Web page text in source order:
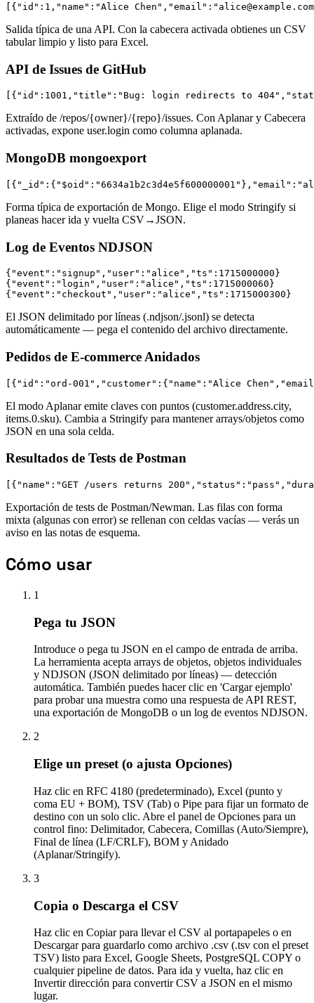
[{"id":1,"name":"Alice
Salida típica de una API. Con la cabecera activada obtienes un CSV
tabular limpio y listo para Excel.
API de Issues de GitHub
[{"id":1001,"title":"Bug: login redirects to
Extraído de /repos/{owner}/{repo}/issues. Con Aplanar y Cabecera
activadas, expone user.login como columna aplanada.
MongoDB mongoexport
Forma típica de exportación de Mongo. Elige el modo Stringify si
planeas hacer ida y vuelta CSV→JSON.
Log de Eventos NDJSON
{"event":"signup","user":"alice","ts":1715000000}
{"event":"login","user":"alice","ts":1715000060}
{"event":"checkout","user":"alice","ts":1715000300}
El JSON delimitado por líneas (.ndjson/.jsonl) se detecta
automáticamente — pega el contenido del archivo directamente.
Pedidos de E-commerce Anidados
[{"id":"ord-001","customer":{"name":"Alice
El modo Aplanar emite claves con puntos (customer.address.city,
items.0.sku). Cambia a Stringify para mantener arrays/objetos como
JSON en una sola celda.
Resultados de Tests de Postman
[{"name":"GET /users returns
Exportación de tests de Postman/Newman. Las filas con forma
mixta (algunas con error) se rellenan con celdas vacías — verás un
aviso en las notas de esquema.
Cómo usar
1
Pega tu JSON
Introduce o pega tu JSON en el campo de entrada de arriba.
La herramienta acepta arrays de objetos, objetos individuales
y NDJSON (JSON delimitado por líneas) — detección
automática. También puedes hacer clic en 'Cargar ejemplo'
para probar una muestra como una respuesta de API REST,
una exportación de MongoDB o un log de eventos NDJSON.
2
Elige un preset (o ajusta Opciones)
Haz clic en RFC 4180 (predeterminado), Excel (punto y
coma EU + BOM), TSV (Tab) o Pipe para fijar un formato de
destino con un solo clic. Abre el panel de Opciones para un
control fino: Delimitador, Cabecera, Comillas (Auto/Siempre),
Final de línea (LF/CRLF), BOM y Anidado
(Aplanar/Stringify).
3
Copia o Descarga el CSV
Haz clic en Copiar para llevar el CSV al portapapeles o en
Descargar para guardarlo como archivo .csv (.tsv con el preset
TSV) listo para Excel, Google Sheets, PostgreSQL COPY o
cualquier pipeline de datos. Para ida y vuelta, haz clic en
Invertir dirección para convertir CSV a JSON en el mismo
lugar.